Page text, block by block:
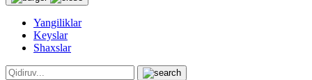
Yangiliklar
Keyslar
Shaxslar